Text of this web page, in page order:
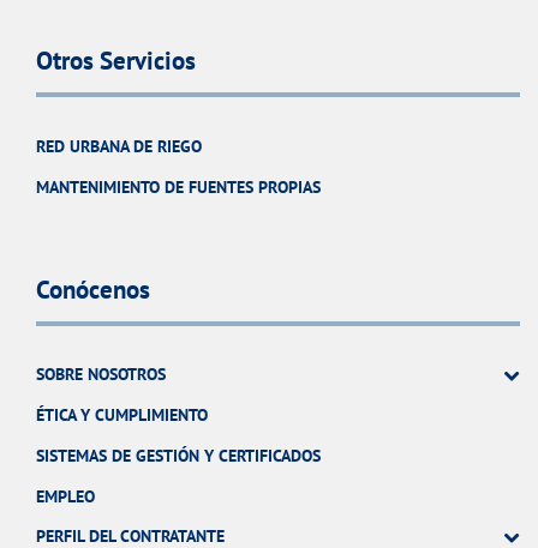
Otros Servicios
RED URBANA DE RIEGO
MANTENIMIENTO DE FUENTES PROPIAS
Conócenos
SOBRE NOSOTROS
ÉTICA Y CUMPLIMIENTO
SISTEMAS DE GESTIÓN Y CERTIFICADOS
EMPLEO
PERFIL DEL CONTRATANTE